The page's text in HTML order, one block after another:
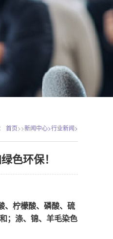
首页>>新闻中心>行业新闻>
色环保！
、柠檬酸、磷酸、硫
；涤、锦、羊毛染色